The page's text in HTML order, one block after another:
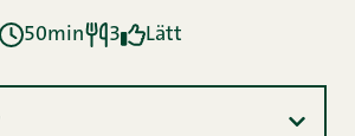
50min 3 Lätt